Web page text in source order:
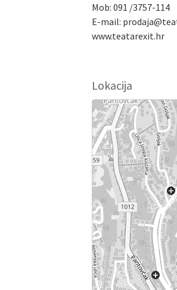
Mob: 091 /3757-114
E-mail:
www.teatarexit.hr
Lokacija